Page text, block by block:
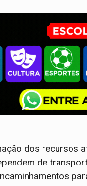
dos recursos
de